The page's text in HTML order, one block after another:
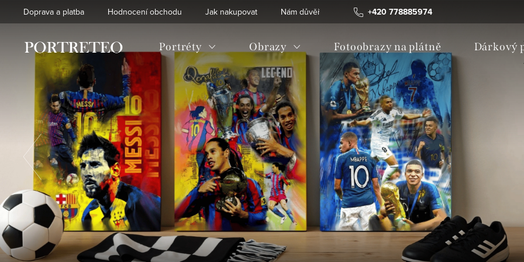
na
+420 778885974
Doprava a platba Hodnocení obchodu Jak nakupovat Nám důvěřují Obchodní podmínky
Portréty Obrazy Fotoobrazy na plátně Dárkový
Předchozí